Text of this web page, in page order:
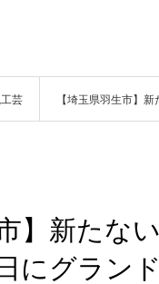
芸 【埼玉県羽生市】
】新たな
にグラン